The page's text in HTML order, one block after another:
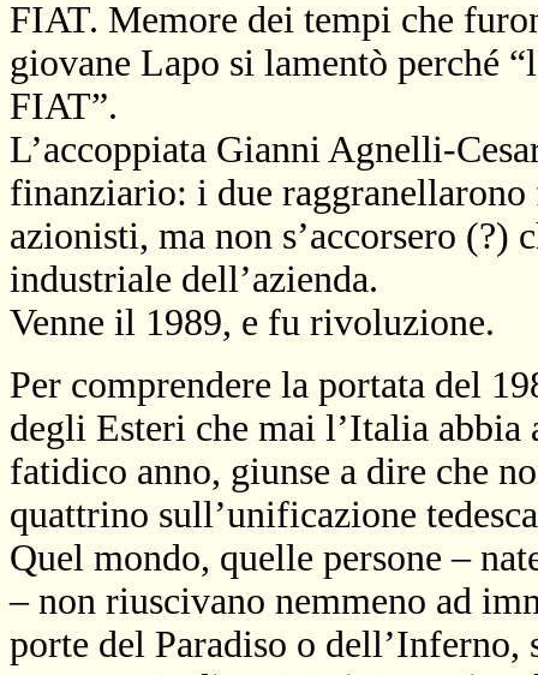
FIAT. Memore dei tempi che
giovane Lapo si lamentò perché
FIAT”.
L’accoppiata Gianni Agnelli-
finanziario: i due
azionisti, ma non s’accorsero (?)
industriale dell’azienda.
Venne il 1989, e fu rivoluzione.
Per comprendere la portata del
degli Esteri che mai l’Italia
fatidico anno, giunse a dire che
quattrino sull’unificazione
Quel mondo, quelle persone –
– non riuscivano nemmeno ad
porte del Paradiso o